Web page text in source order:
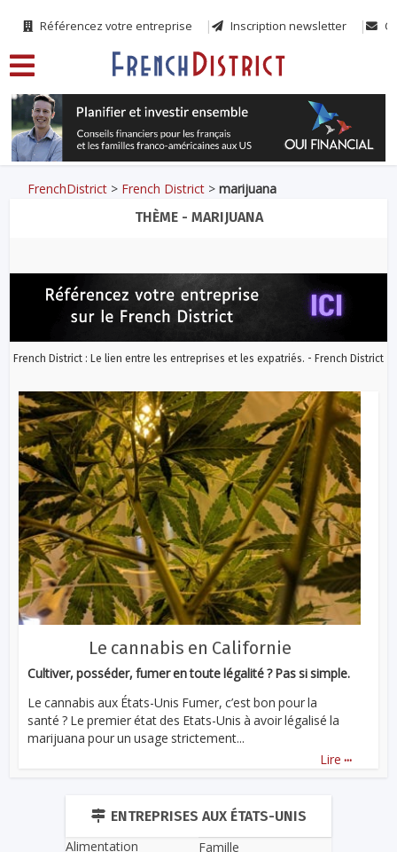
Référencez votre entreprise Inscription newsletter
FrenchDistrict > French District >marijuana
THÈME - MARIJUANA
French District : Le lien entre les entreprises et les expatriés. - French District
Le cannabis en Californie
Cultiver, posséder, fumer en toute légalité ? Pas si simple.
Le cannabis aux États-Unis Fumer, c’est bon pour la
santé ? Le premier état des Etats-Unis à avoir légalisé la
marijuana pour un usage strictement...
Lire ...
ENTREPRISES AUX ÉTATS-UNIS
Alimentation
Famille